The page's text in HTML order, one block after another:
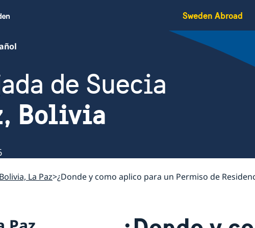
Sweden Abroad
de Suecia
Bolivia
Bolivia, La Paz ¿Donde y como aplico para un Permiso de